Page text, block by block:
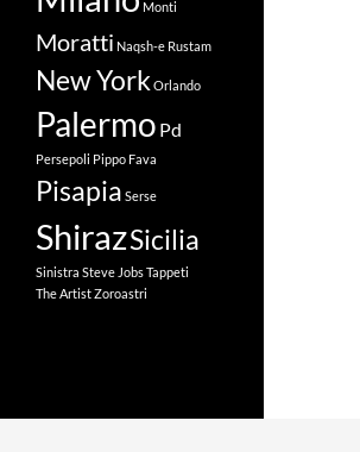
Monti
Moratti Naqsh-e Rustam
New York Orlando
Palermo Pd
Persepoli Pippo Fava
Pisapia Serse
ShirazSicilia
Sinistra Steve JobsTappeti
The ArtistZoroastri